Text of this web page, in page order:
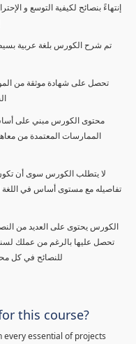
إنتهاءً بنصائح لكيفية التوسع و
تم شرح الكورس بلغة عربية
تحصل على شهادة موثقة من
محتوى الكورس مبني على
الممارسات المعتمدة من معاهد
لا يتطلب الكورس سوى أن
تفاصيله مع مستوى أساس في اللغة
الكورس يحتوى على العديد من
تحصل عليها بالرغم من عملك
للنصائح في كل
this course?
essential of projects